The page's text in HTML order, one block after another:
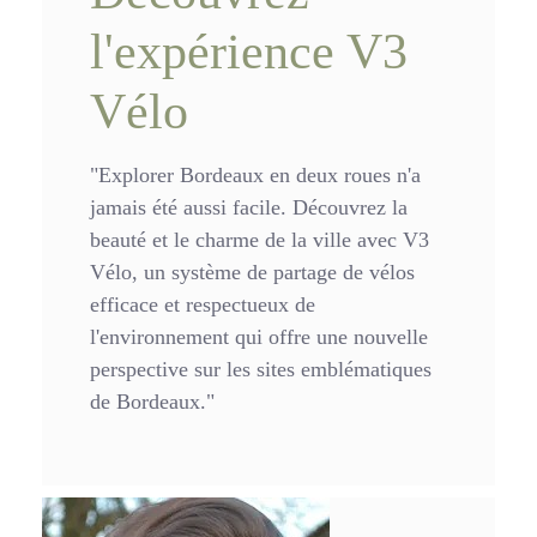
l'expérience V3
Vélo
"Explorer Bordeaux en deux roues n'a
jamais été aussi facile. Découvrez la
beauté et le charme de la ville avec V3
Vélo, un système de partage de vélos
efficace et respectueux de
l'environnement qui offre une nouvelle
perspective sur les sites emblématiques
de Bordeaux."